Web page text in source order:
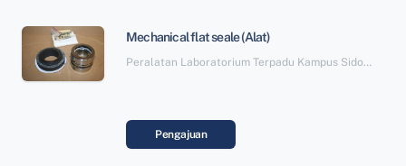
Mechanical flat seale (Alat)
Peralatan Laboratorium Terpadu Kampus Sidopoto SBSN Paket 6
Pengajuan